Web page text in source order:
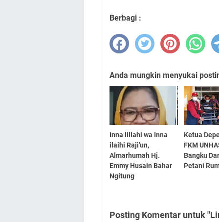
Berbagi :
Anda mungkin menyukai
Inna lillahi wa Inna
ilaihi Raji'un,
Almarhumah Hj.
Emmy Husain Bahar
Ngitung
Ketua
FKM
Bangku
Petani
Posting Komentar untuk